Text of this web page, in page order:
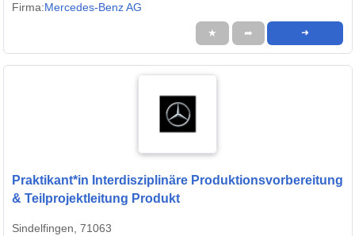
Firma:Mercedes-Benz AG
★ ➦ ➜
Praktikant*in Interdisziplinäre Produktionsvorbereitung
& Teilprojektleitung Produkt
Sindelfingen, 71063